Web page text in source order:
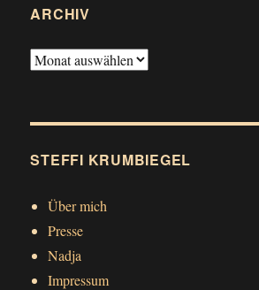
ARCHIV
Archiv
STEFFI KRUMBIEGEL
Über mich
Presse
Nadja
Impressum